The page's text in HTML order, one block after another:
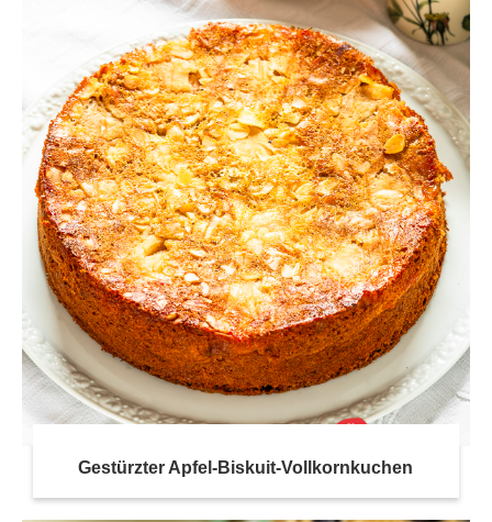
Gestürzter Apfel-Biskuit-Vollkornkuchen